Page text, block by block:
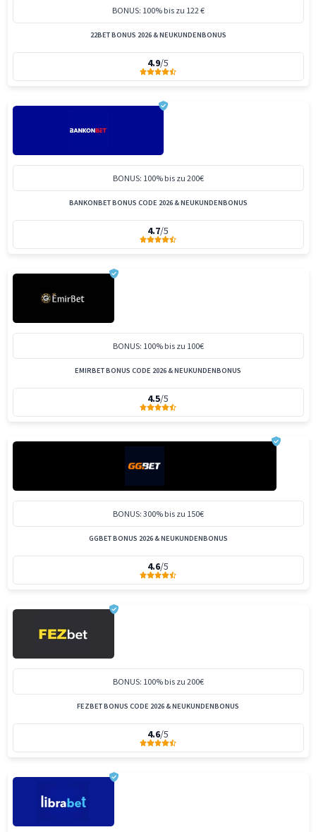
BONUS: 100% bis zu 122 €
22BET BONUS 2026 & NEUKUNDENBONUS
4.9/5
BONUS: 100% bis zu 200€
BANKONBET BONUS CODE 2026 & NEUKUNDENBONUS
4.7/5
BONUS: 100% bis zu 100€
EMIRBET BONUS CODE 2026 & NEUKUNDENBONUS
4.5/5
BONUS: 300% bis zu 150€
GGBET BONUS 2026 & NEUKUNDENBONUS
4.6/5
BONUS: 100% bis zu 200€
FEZBET BONUS CODE 2026 & NEUKUNDENBONUS
4.6/5